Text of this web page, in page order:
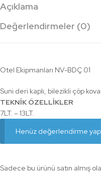
Açıklama
Değerlendirmeler (0)
Otel Ekipmanları NV-BDÇ 01
Suni deri kaplı, bilezikli çöp
TEKNİK ÖZELLİKLER
7LT. – 13LT.
Henüz değerlendirme
Sadece bu ürünü satın almış